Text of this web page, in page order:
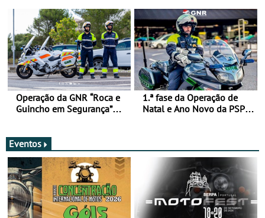
Operação da GNR “Roca e
Guincho em Segurança”
1.ª fase da Operação de
Natal e Ano Novo da PSP e
Eventos